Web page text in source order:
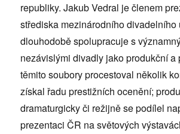
republiky. Jakub Vedral je členem
střediska mezinárodního divadelního
dlouhodobě spolupracuje s
nezávislými divadly jako produkční a
těmito soubory procestoval několik
získal řadu prestižních ocenění;
dramaturgicky či režijně se podílel
prezentaci ČR na světových